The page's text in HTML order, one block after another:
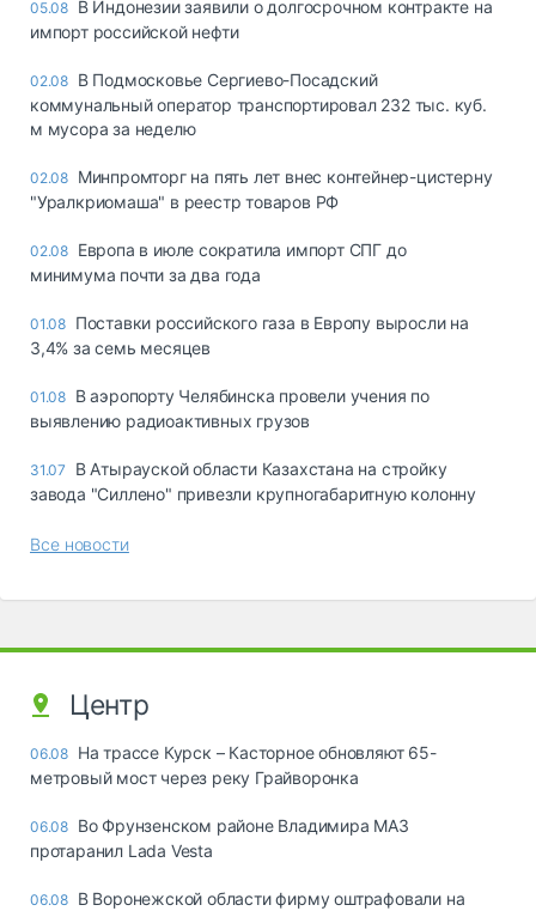
05.08 В Индонезии заявили о долгосрочном контракте на
импорт российской нефти
02.08 В Подмосковье Сергиево-Посадский
коммунальный оператор транспортировал 232 тыс. куб.
м мусора за неделю
02.08 Минпромторг на пять лет внес контейнер-цистерну
"Уралкриомаша" в реестр товаров РФ
02.08 Европа в июле сократила импорт СПГ до
минимума почти за два года
01.08 Поставки российского газа в Европу выросли на
3,4% за семь месяцев
01.08 В аэропорту Челябинска провели учения по
выявлению радиоактивных грузов
31.07
В Атырауской области Казахстана на стройку
завода "Силлено" привезли крупногабаритную колонну
Все новости
Центр
06.08 На трассе Курск – Касторное обновляют 65-
метровый мост через реку Грайворонка
06.08 Во Фрунзенском районе Владимира МАЗ
протаранил Lada Vesta
06.08 В Воронежской области фирму оштрафовали на